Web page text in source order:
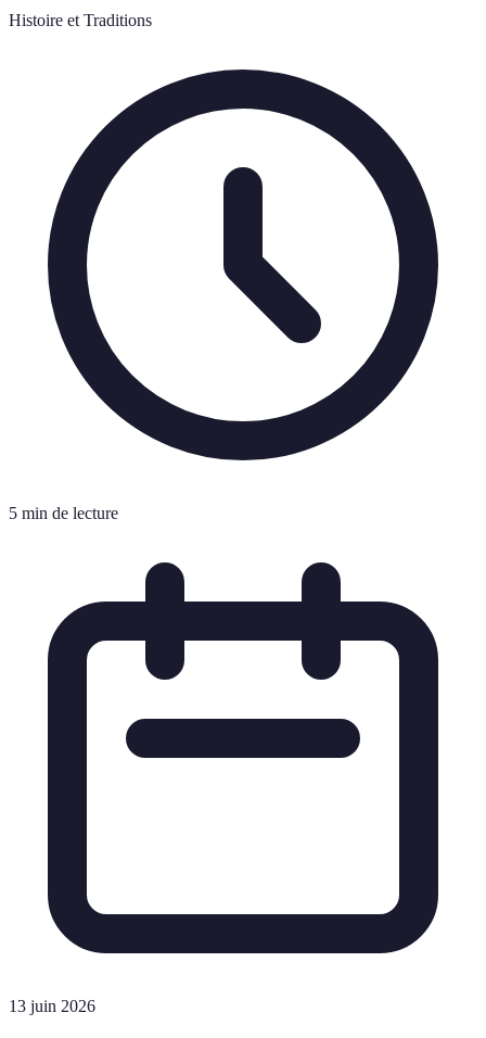
Histoire et Traditions
5 min de lecture
13 juin 2026